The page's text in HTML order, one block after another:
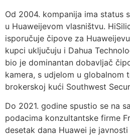
Od 2004. kompanija ima status
u Huaweijevom vlasništvu.
isporučuje čipove za
kupci uključuju i Dahua
bio je dominantan dobavljač
kamera, s udjelom u
brokerskoj kući Southwest
Do 2021. godine spustio se na
podacima konzultantske firme
desetak dana Huawei je